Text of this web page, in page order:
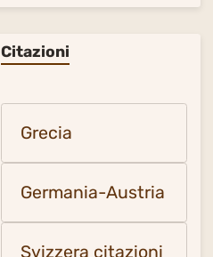
Citazioni
Grecia
Germania-Austria
Svizzera citazioni